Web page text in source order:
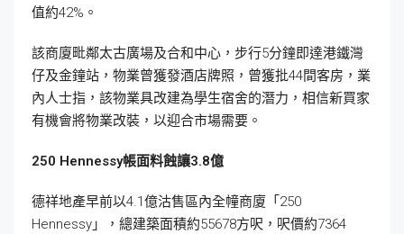
值約42%。
該商廈毗鄰太古廣場及合和中心，步行5分鐘即達港鐵灣
仔及金鐘站，物業曾獲發酒店牌照，曾獲批44間客房，業
內人士指，該物業具改建為學生宿舍的潛力，相信新買家
有機會將物業改裝，以迎合市場需要。
250 Hennessy帳面料蝕讓3.8億
德祥地產早前以4.1億沽售區內全幢商廈「250
Hennessy」，總建築面積約55678方呎，呎價約7364